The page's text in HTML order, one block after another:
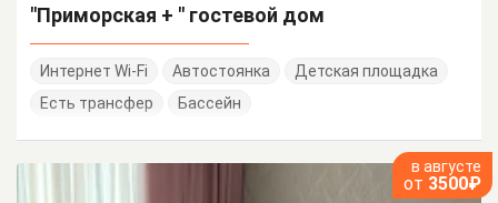
"Приморская + " гостевой дом
Интернет Wi-Fi Автостоянка
Детская площадка
Есть трансфер
Бассейн
в августе
от 3500₽